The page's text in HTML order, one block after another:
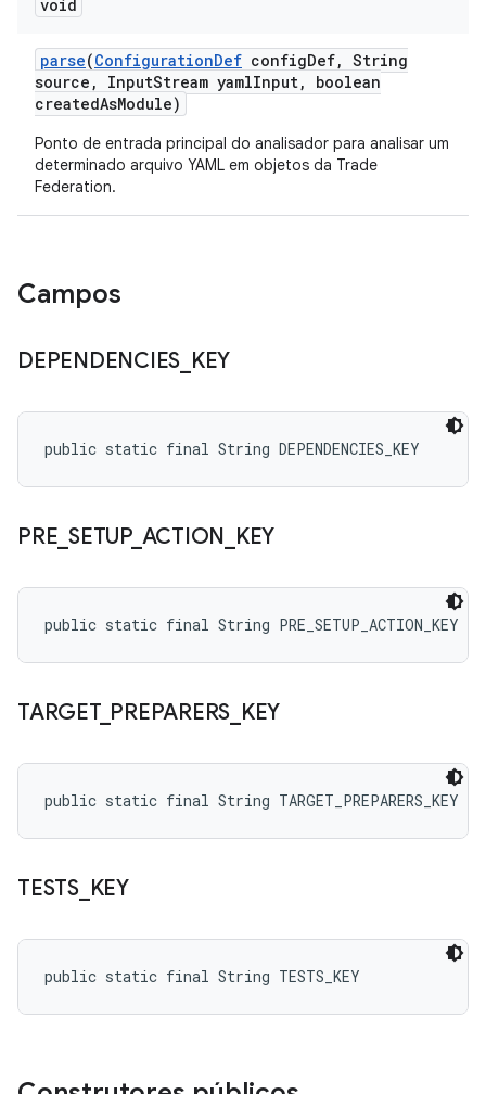
void
parse(ConfigurationDef configDef, String
source , InputStream yamlInput,
boolean
createdAsModule)
Ponto de entrada principal do analisador para analisar um
determinado arquivo YAML em objetos da Trade
Federation.
Campos
DEPENDENCIES KEY
public static final String DEPENDENCIES_KEY
PRE SETUP_ ACTION KEY
public static final String PRE_SETUP_ACTION_KEY
TARGET_ PREPARERS KEY
public static final String TARGET_PREPARERS_KEY
TESTS_ KEY
public static final String TESTS_KEY